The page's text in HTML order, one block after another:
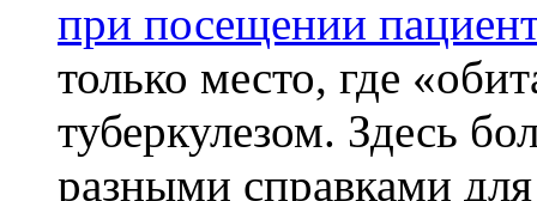
при посещении
только место, где
туберкулезом. Здесь
разными справками